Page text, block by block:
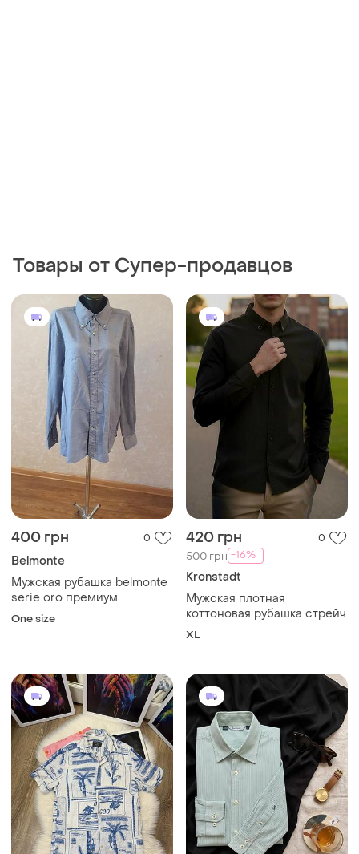
400 грн
Belmonte
Мужская рубашка belmonte
serie oro премиум
One size
420 грн
500 грн
Kronstadt
Мужская плотная
коттоновая рубашка стрейч
XL
200 грн 0
Primark
515 грн 0
Boden